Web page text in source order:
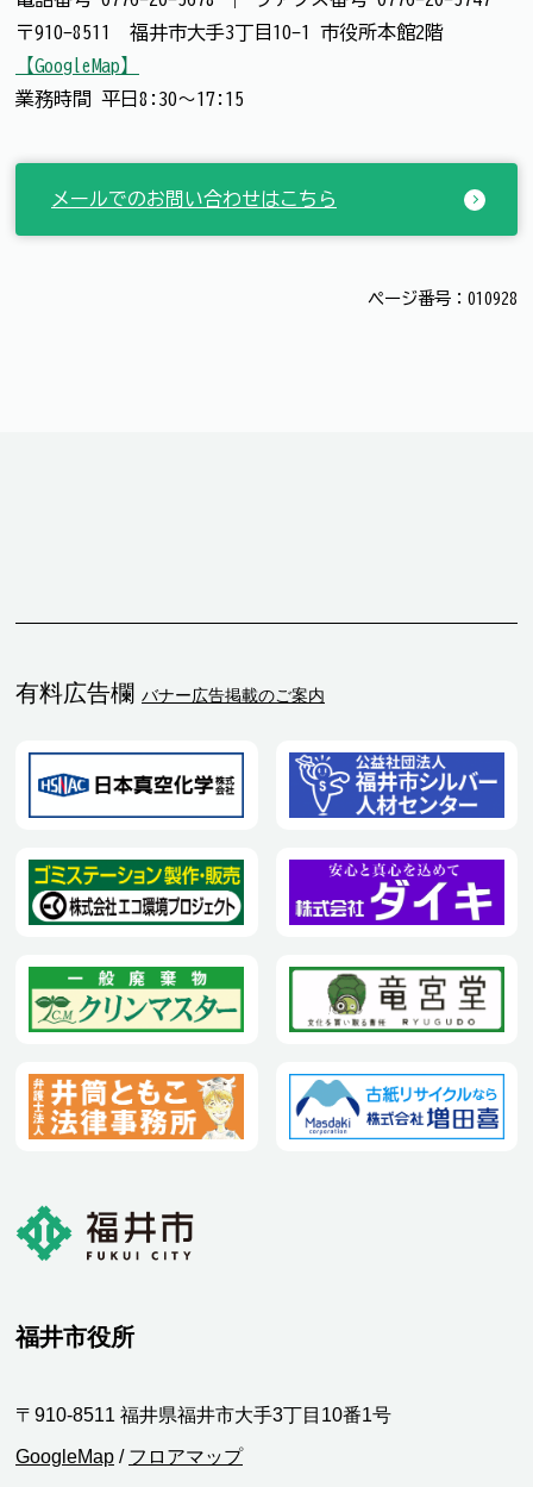
〒910-8511 福井市大手3丁目10-1 市役所本館2階
【GoogleMap】
業務時間 平日8:30～17:15
メールでのお問い合わせはこちら
ページ番号：010928
有料広告欄 バナー広告掲載のご案内
福井市役所
〒910-8511 福井県福井市大手3丁目10番1号
GoogleMap / フロアマップ